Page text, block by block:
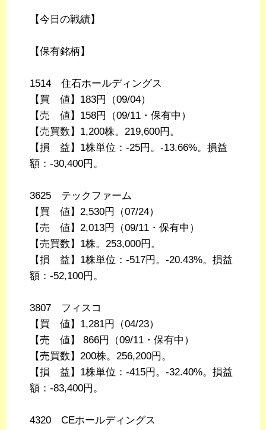
【今日の戦績】
【保有銘柄】
1514 住石ホールディングス
【買 値】183円（09/04）
【売 値】158円（09/11・保有中）
【売買数】1,200株。219,600円。
【損 益】1株単位：-25円。-13.66%。損益
額：-30,400円。
3625 テックファーム
【買 値】2,530円（07/24）
【売 値】2,013円（09/11・保有中）
【売買数】1株。253,000円。
【損 益】1株単位：-517円。-20.43%。損益
額：-52,100円。
3807 フィスコ
【買 値】1,281円（04/23）
【売 値】 866円（09/11・保有中）
【売買数】200株。256,200円。
【損 益】1株単位：-415円。-32.40%。損益
額：-83,400円。
4320 CEホールディングス